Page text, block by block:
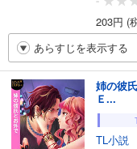
203円 (
あらすじを表示する
姉の彼
Ｅ...
TL小説